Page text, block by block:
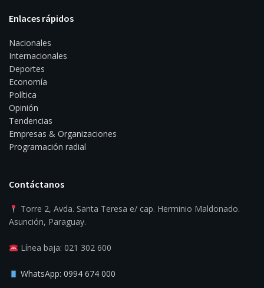
Enlaces rápidos
Nacionales
Internacionales
Deportes
Economía
Política
Opinión
Tendencias
Empresas & Organizaciones
Programación radial
Contáctanos
Torre 2, Avda. Santa Teresa e/ cap. Herminio Maldonado.
Asunción, Paraguay.
Línea baja: 021 302 600
WhatsApp: 0994 674 000